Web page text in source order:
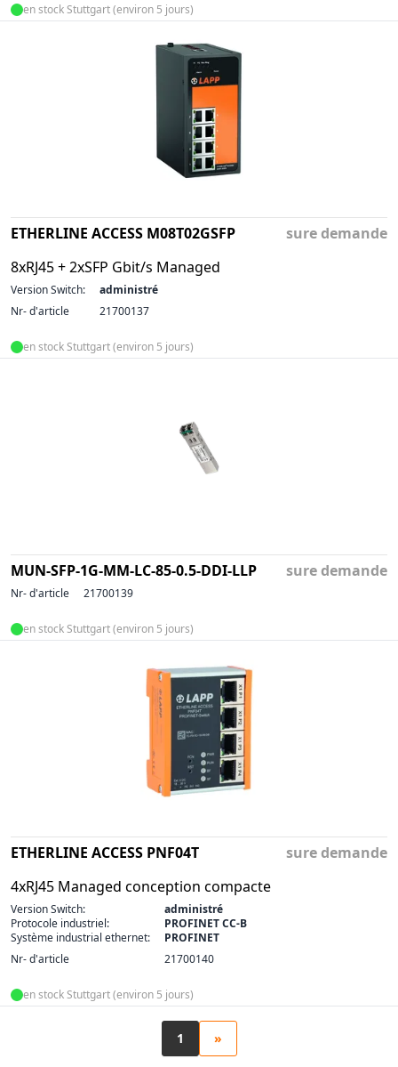
en stock Stuttgart (environ 5 jours)
ETHERLINE ACCESS M08T02GSFP
8xRJ45 + 2xSFP Gbit/s Managed
sure demande
Version Switch:
administré
Nr- d'article
21700137
en stock Stuttgart (environ 5 jours)
MUN-SFP-1G-MM-LC-85-0.5-DDI-LLP sure demande
Nr- d'article 21700139
en stock Stuttgart (environ 5 jours)
ETHERLINE ACCESS PNF04T
4xRJ45 Managed conception compacte
sure demande
Version Switch:
administré
Protocole industriel:
PROFINET CC-B
Système industrial ethernet:
PROFINET
Nr- d'article
21700140
en stock Stuttgart (environ 5 jours)
1 »